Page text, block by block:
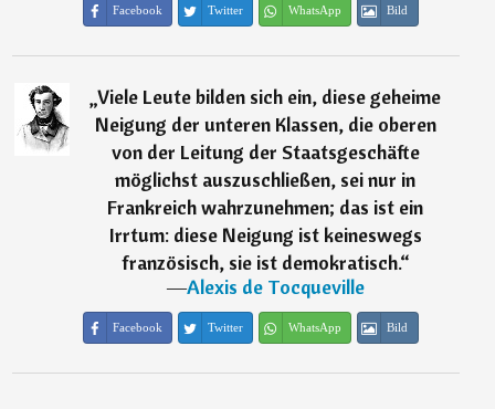
Facebook Twitter WhatsApp Bild
„Viele Leute bilden sich ein, diese geheime
Neigung der unteren Klassen, die oberen
von der Leitung der Staatsgeschäfte
möglichst auszuschließen, sei nur in
Frankreich wahrzunehmen; das ist ein
Irrtum: diese Neigung ist keineswegs
französisch, sie ist demokratisch.“
―Alexis de Tocqueville
Facebook Twitter WhatsApp Bild